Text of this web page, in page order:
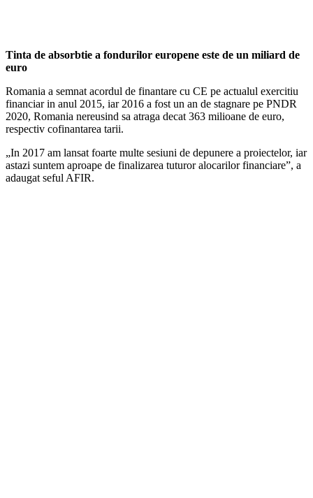
Tinta de absorbtie a fondurilor europene este de un miliard de
euro
Romania a semnat acordul de finantare cu CE pe actualul exercitiu
financiar in anul 2015, iar 2016 a fost un an de stagnare pe PNDR
2020, Romania nereusind sa atraga decat 363 milioane de euro,
respectiv cofinantarea tarii.
„In 2017 am lansat foarte multe sesiuni de depunere a proiectelor, iar
astazi suntem aproape de finalizarea tuturor alocarilor financiare”, a
adaugat seful AFIR.